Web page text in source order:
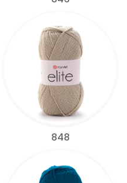
848